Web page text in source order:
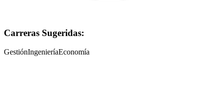
Carreras Sugeridas:
GestiónIngenieríaEconomía